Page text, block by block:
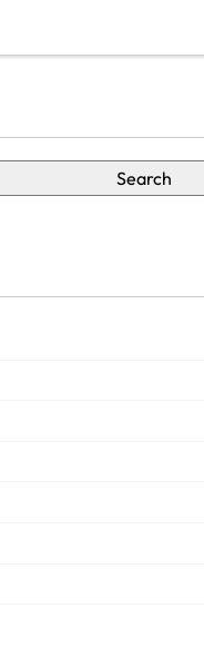
Search